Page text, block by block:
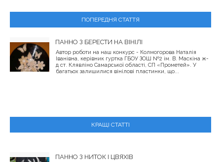
ПОПЕРЕДНЯ СТАТТЯ
ПАННО З БЕРЕСТИ НА ВІНІЛІ
Автор роботи на наш конкурс - Колмогорова Наталія
Іванівна, керівник гуртка ГБОУ ЗОШ №2 ім. В. Маскіна ж-
д ст. Клявліно Самарської області, СП «Прометей». У
багатьох залишилися вінілові пластинки, що...
КРАЩІ СТАТТІ
ПАННО З НИТОК І ЦВЯХІВ